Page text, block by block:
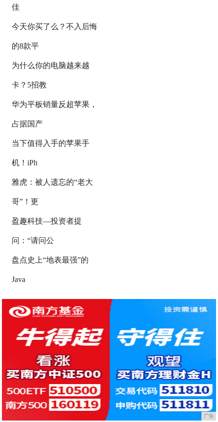
佳
今天你买了么？不入后悔
的8款平
为什么你的电脑越来越
卡？5招教
华为平板销量反超苹果，
占据国产
当下值得入手的苹果手
机！iPh
雅虎：被人遗忘的“老大
哥”！更
盈趣科技—投资者提
问：“请问公
盘点史上“地表最强”的
Java
广告